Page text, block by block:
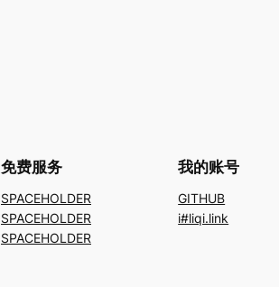
免费服务
SPACEHOLDER
SPACEHOLDER
SPACEHOLDER
我的账号
GITHUB
i#liqi.link